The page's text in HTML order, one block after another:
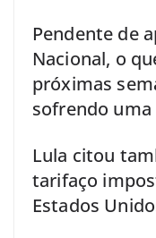
Pendente de
Nacional, o
próximas
sofrendo uma
Lula citou
tarifaço
Estados